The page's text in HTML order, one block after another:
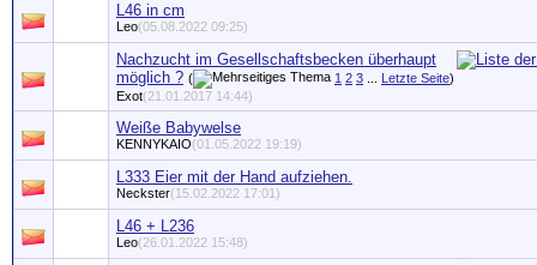
L46 in cm
Leo(05.08.2022 09:25)
Nachzucht im Gesellschaftsbecken überhaupt
möglich ? ( 1 2 3 Letzte Seite)
Exot(21.01.2017 14:44)
Weiße Babywelse
KENNYKAIO(01.05.2022 19:19)
L333 Eier mit der Hand aufziehen.
Neckster(15.02.2022 17:01)
L46 + L236
Leo(26.01.2022 15:48)